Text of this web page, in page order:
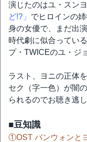
演じたのはユ・スンヨ
ど!?」 でヒロインの
身の女優で、まだ出
時代劇に似合ってい
プ・TWICEのユ・ジ
ラスト、ヨニの正体
セク（字一色）が闇
られるのでお聴き逃し
■豆知識
①OST バンウォンと